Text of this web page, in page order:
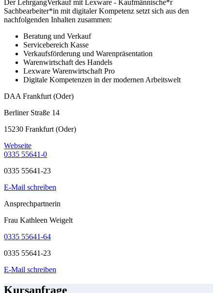
Der LehrgangVerkauf mit Lexware - Kaufmännische*r
Sachbearbeiter*in mit digitaler Kompetenz setzt sich aus den
nachfolgenden Inhalten zusammen:
Beratung und Verkauf
Servicebereich Kasse
Verkaufsförderung und Warenpräsentation
Warenwirtschaft des Handels
Lexware Warenwirtschaft Pro
Digitale Kompetenzen in der modernen Arbeitswelt
DAA Frankfurt (Oder)
Berliner Straße 14
15230 Frankfurt (Oder)
Webseite
0335 55641-0
0335 55641-23
E-Mail schreiben
Ansprechpartnerin
Frau Kathleen Weigelt
0335 55641-64
0335 55641-23
E-Mail schreiben
Kursanfrage